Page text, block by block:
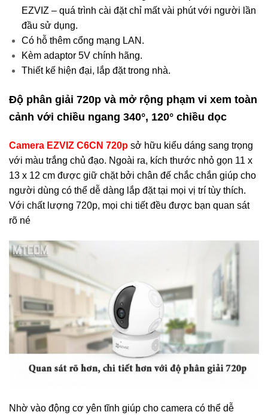
EZVIZ – quá trình cài đặt chỉ mất vài phút với người lần
đầu sử dụng.
Có hỗ thêm cổng mạng LAN.
Kèm adaptor 5V chính hãng.
Thiết kế hiện đại, lắp đặt trong nhà.
Độ phân giải 720p và mở rộng phạm vi xem toàn
cảnh với chiều ngang 340°, 120° chiều dọc
Camera EZVIZ C6CN 720p sở hữu kiểu dáng sang trọng
với màu trắng chủ đạo. Ngoài ra, kích thước nhỏ gọn 11 x
13 x 12 cm được giữ chặt bởi chân đế chắc chắn giúp cho
người dùng có thể dễ dàng lắp đặt tại mọi vị trí tùy thích.
Với chất lượng 720p, mọi chi tiết đều được bạn quan sát
rõ né
Nhờ vào động cơ yên tĩnh giúp cho camera có thể dễ